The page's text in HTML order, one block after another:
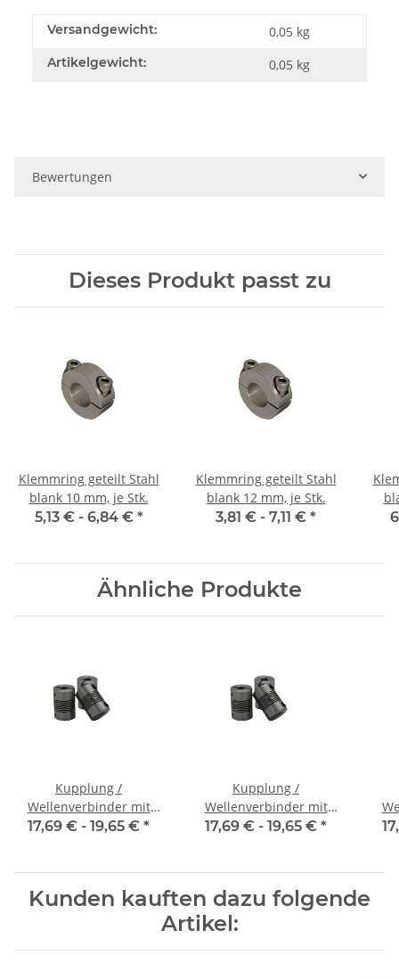
Versandgewicht: 0,05 kg
Artikelgewicht: 0,05 kg
Bewertungen
Dieses Produkt passt zu
Klemmring geteilt Stahl
blank 10 mm, je Stk.
5,13 € - 6,84 € *
Klemmring geteilt Stahl
blank 12 mm, je Stk.
3,81 € - 7,11 € *
Ähnliche Produkte
Kupplung /
Wellenverbinder mit
Klemmnaben WSV-K 16
17,69 € - 19,65 € *
Kupplung /
Wellenverbinder mit
Klemmnaben WSV-K 16
17,69 € - 19,65 € *
Kunden kauften dazu folgende
Artikel: